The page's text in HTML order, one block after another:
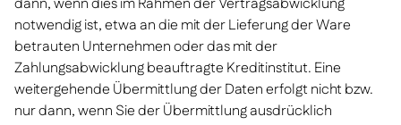
dann, wenn dies im Rahmen der Vertragsabwicklung
notwendig ist, etwa an die mit der Lieferung der Ware
betrauten Unternehmen oder das mit der
Zahlungsabwicklung beauftragte Kreditinstitut. Eine
weitergehende Übermittlung der Daten erfolgt nicht bzw.
nur dann, wenn Sie der Übermittlung ausdrücklich